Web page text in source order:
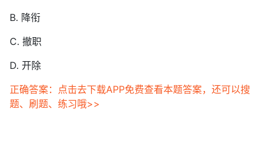
B. 降衔
C. 撤职
D. 开除
正确答案：点击去下载APP免费查看本题答案，还可以搜
题、刷题、练习哦>>